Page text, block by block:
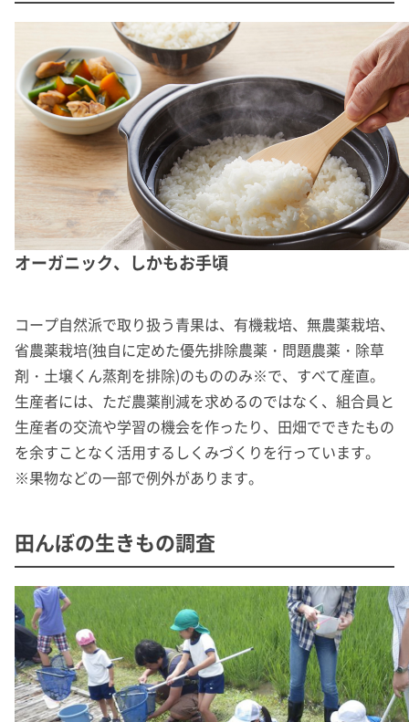
オーガニック、しかもお手頃
コープ自然派で取り扱う青果は、有機栽培、無農薬栽培、
省農薬栽培(独自に定めた優先排除農薬・問題農薬・除草
剤・土壌くん蒸剤を排除)のもののみ※で、すべて産直。
生産者には、ただ農薬削減を求めるのではなく、組合員と
生産者の交流や学習の機会を作ったり、田畑でできたもの
を余すことなく活用するしくみづくりを行っています。
※果物などの一部で例外があります。
田んぼの生きもの調査